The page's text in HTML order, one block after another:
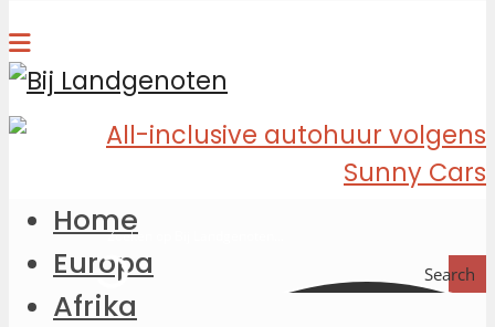
Search
Home
Europa
Afrika